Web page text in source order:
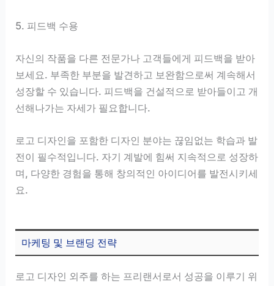
5. 피드백 수용
자신의 작품을 다른 전문가나 고객들에게 피드백을 받아
보세요. 부족한 부분을 발견하고 보완함으로써 계속해서
성장할 수 있습니다. 피드백을 건설적으로 받아들이고 개
선해나가는 자세가 필요합니다.
로고 디자인을 포함한 디자인 분야는 끊임없는 학습과 발
전이 필수적입니다. 자기 계발에 힘써 지속적으로 성장하
며, 다양한 경험을 통해 창의적인 아이디어를 발전시키세
요.
마케팅 및 브랜딩 전략
로고 디자인 외주를 하는 프리랜서로서 성공을 이루기 위